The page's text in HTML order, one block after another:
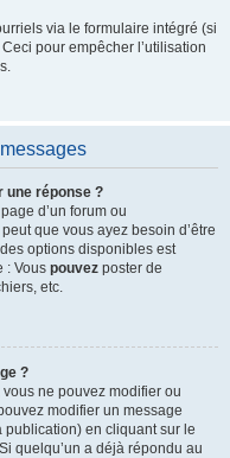
via le formulaire intégré (si
pour empêcher l’utilisation
une réponse ?
d’un forum ou
que vous ayez besoin d’être
options disponibles est
: Vous pouvez poster de
etc.
?
ne pouvez modifier ou
modifier un message
en cliquant sur le
quelqu’un a déjà répondu au